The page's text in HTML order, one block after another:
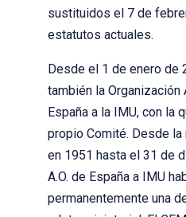
sustituidos el 7 de
estatutos actuales.
Desde el 1 de enero de
también la Organización
España a la IMU, con la
propio Comité. Desde
en 1951 hasta el 31 de
A.O. de España a IMU
permanentemente una